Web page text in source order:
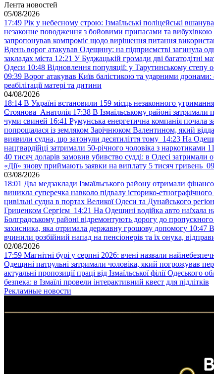
Лента новостей
05/08/2026
17:49 Рік у небесному строю: Ізмаїльські поліцейські
незаконне поводження з бойовими припасами та вибухівкою
запропонував компроміс щодо вирішення питання
Вдень ворог атакував Одещину: на підприємстві загинула
закладах міста 12:21 У Буджацькій громади дві багатодітні
Одеси 10:48 Відновлення популяції: у Тарутинському степу
09:39 Ворог атакував Київ балістикою та ударними дронами:
реабілітації матері та дитини
04/08/2026
18:14 В Україні встановили 159 місць незаконного
Стоянова Анатолія 17:38 В Ізмаїльському районі затримали
чуми свиней 16:41 Румунська енергетична компанія почала
попрощалася із земляком Зарічнюком Валентином, який
виявили судна, що затонули десятиліття тому 14:23 На
нацгвардійці затримали 50-річного чоловіка з наркотиками
40 тисяч доларів замовив убивство судді: в Одесі затримали
«Дії» знову приймають заявки на виплату 5 тисяч гривень
03/08/2026
18:01 Два медзаклади Ізмаїльського району отримали
виникла суперечка навколо підвалу історико-
цивільні судна в портах Великої Одеси та Дунайського
Гриценком Сергієм 14:21 На Одещині водійка авто наїхала
Болградському районі відремонтують дорогу до
захисника, яка отримала державну грошову допомогу 10:47
вчинили розбійний напад на пенсіонерів та їх онука,
02/08/2026
17:59 Магнітні бурі у серпні 2026: вчені назвали
Одещині патрульні затримали чоловіка, який погрожував
актуальні пропозиції праці від Ізмаїльської філії Одеського
безпека: в Ізмаїлі провели інтерактивний квест для підлітків
Рекламные новости